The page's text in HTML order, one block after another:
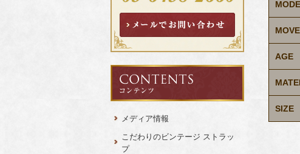
AGE
SIZE
メディア情報
こだわりのビンテージ ストラッ
プ